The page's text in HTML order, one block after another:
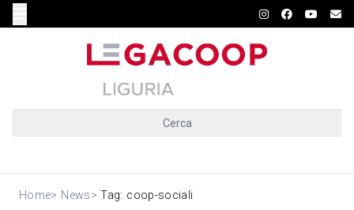
Cerca
Home> News> Tag: coop-sociali